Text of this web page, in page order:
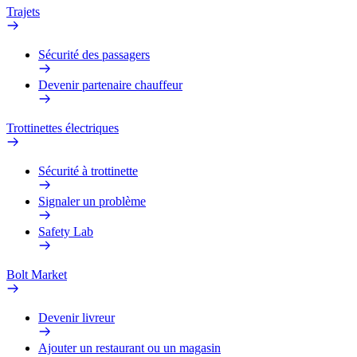
Trajets
Sécurité des passagers
Devenir partenaire chauffeur
Trottinettes électriques
Sécurité à trottinette
Signaler un problème
Safety Lab
Bolt Market
Devenir livreur
Ajouter un restaurant ou un magasin